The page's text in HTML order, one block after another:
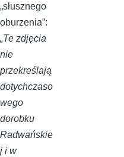
„słusznego
oburzenia”:
„Te zdjęcia
nie
przekreślają
dotychczaso
wego
dorobku
Radwańskie
j i w